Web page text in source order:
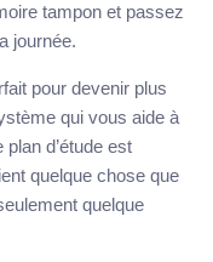
tampon et passez
journée.
pour devenir plus
qui vous aide à
d’étude est
quelque chose que
quelque